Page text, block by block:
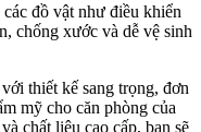
đồ vật như điều khiển
chống xước và dễ vệ sinh
thiết kế sang trọng, đơn
mỹ cho căn phòng của
chất liệu cao cấp, bạn sẽ